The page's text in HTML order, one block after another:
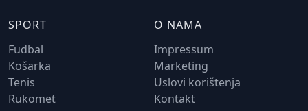
SPORT
Fudbal
Košarka
Tenis
Rukomet
O NAMA
Impressum
Marketing
Uslovi korištenja
Kontakt